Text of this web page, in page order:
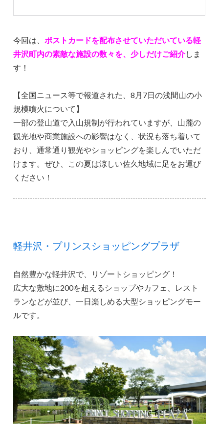
今回は、ポストカードを配布させていただいている軽
井沢町内の素敵な施設の数々を、少しだけご紹介しま
す！
【全国ニュース等で報道された、8月7日の浅間山の小
規模噴火について】
一部の登山道で入山規制が行われていますが、山麓の
観光地や商業施設への影響はなく、状況も落ち着いて
おり、通常通り観光やショッピングを楽しんでいただ
けます。ぜひ、この夏は涼しい佐久地域に足をお運び
ください！
軽井沢・プリンスショッピングプラザ
自然豊かな軽井沢で、リゾートショッピング！
広大な敷地に200を超えるショップやカフェ、レスト
ランなどが並び、一日楽しめる大型ショッピングモー
ルです。